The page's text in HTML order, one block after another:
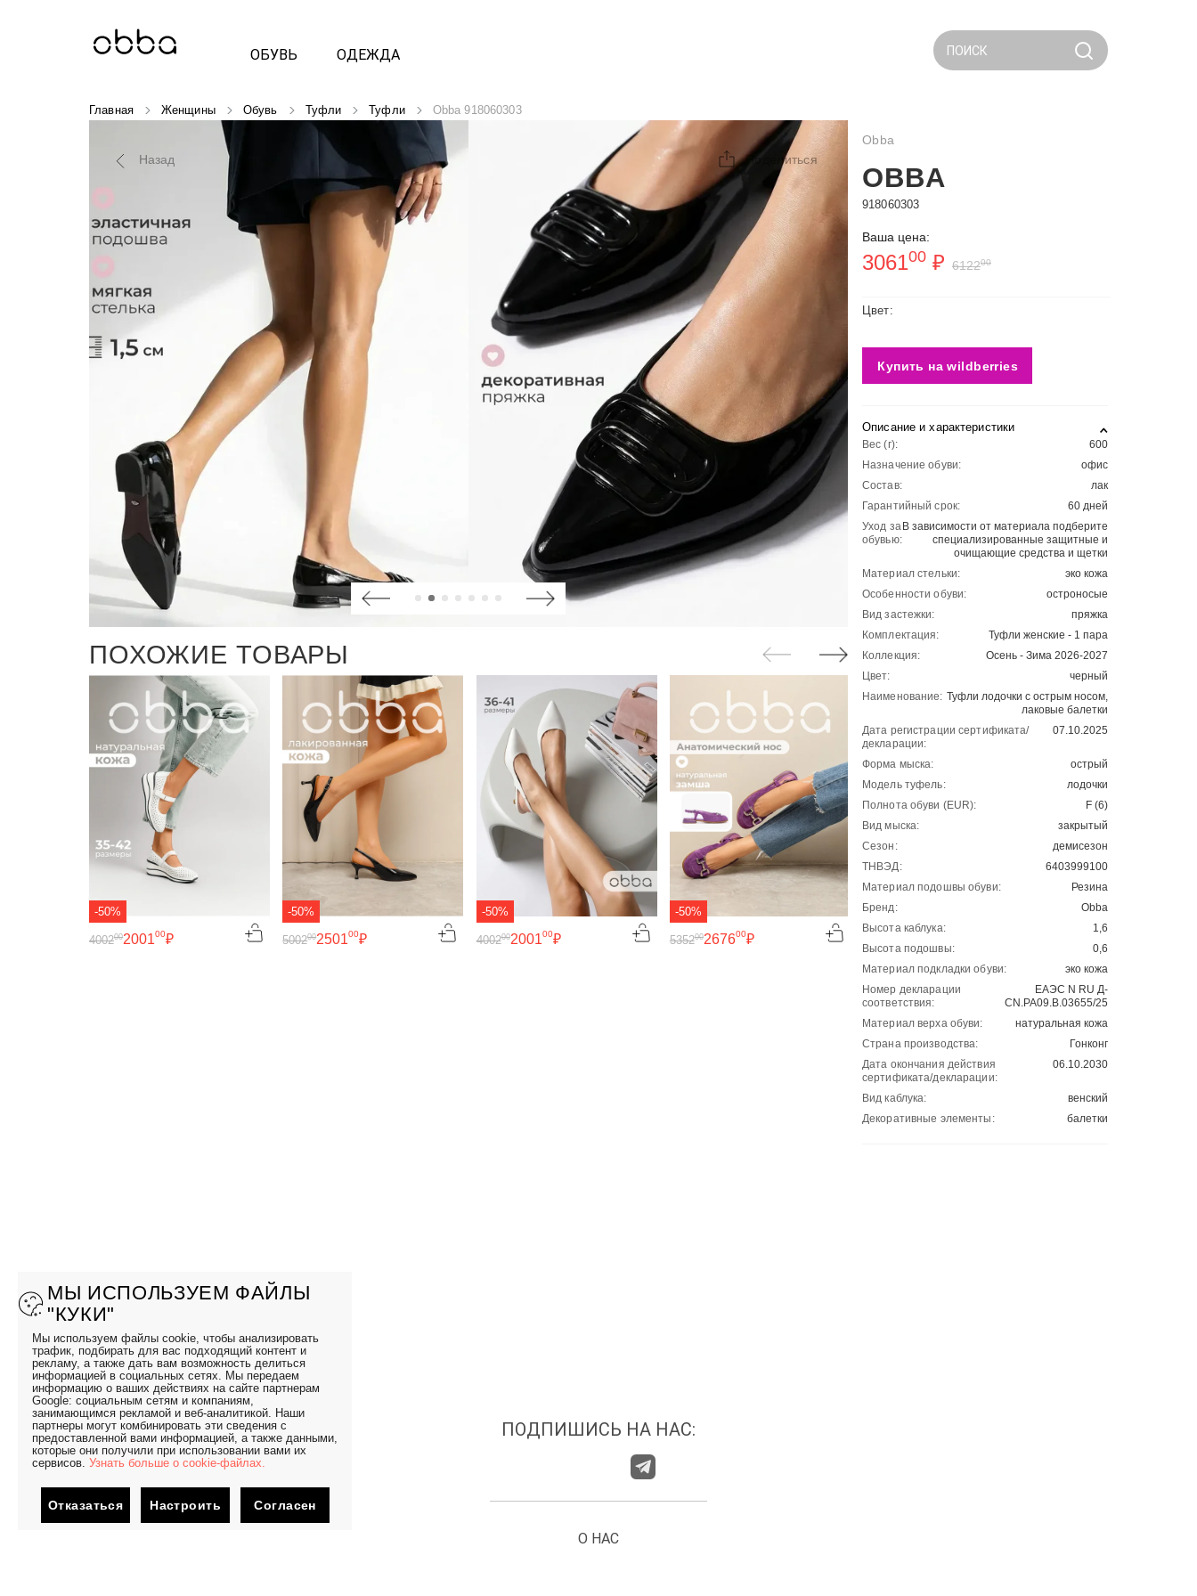
ОБУВЬ ОДЕЖДА ПОИСК
Главная Женщины Обувь Туфли Туфли Obba 918060303
Назад Поделиться
ПОХОЖИЕ ТОВАРЫ
-50%
200100₽
400200
-50%
250100₽
500200
-50%
200100₽
400200
-50%
267600₽
535200
-50%
00
-50%
Obba
OBBA
918060303
Ваша цена:
306100 ₽ 612200
Цвет:
Купить на wildberries
Описание и характеристики
Вес (г):
600
Назначение обуви:
офис
Состав:
лак
Гарантийный срок:
60 дней
Уход за
обувью:
В зависимости от материала подберите
специализированные защитные и
очищающие средства и щетки
Материал стельки:
эко кожа
Особенности обуви:
остроносые
Вид застежки:
пряжка
Комплектация:
Туфли женские - 1 пара
Коллекция:
Осень - Зима 2026-2027
Цвет:
черный
Наименование: Туфли лодочки с острым носом,
лаковые балетки
Дата регистрации сертификата/
декларации:
07.10.2025
Форма мыска:
острый
Модель туфель:
лодочки
Полнота обуви (EUR):
F (6)
Вид мыска:
закрытый
Сезон:
демисезон
ТНВЭД:
6403999100
Материал подошвы обуви:
Резина
Бренд:
Obba
Высота каблука:
1,6
Высота подошвы:
0,6
Материал подкладки обуви:
эко кожа
Номер декларации
соответствия:
ЕАЭС N RU Д-
CN.РА09.В.03655/25
Материал верха обуви:
натуральная кожа
Страна производства:
Гонконг
Дата окончания действия
сертификата/декларации:
06.10.2030
Вид каблука:
венский
Декоративные элементы:
балетки
ПОДПИШИСЬ НА НАС:
О НАС
МЫ ИСПОЛЬЗУЕМ ФАЙЛЫ
"КУКИ"
Мы используем файлы cookie, чтобы анализировать
трафик, подбирать для вас подходящий контент и
рекламу, а также дать вам возможность делиться
информацией в социальных сетях. Мы передаем
информацию о ваших действиях на сайте партнерам
Google: социальным сетям и компаниям,
занимающимся рекламой и веб-аналитикой. Наши
партнеры могут комбинировать эти сведения с
предоставленной вами информацией, а также данными,
которые они получили при использовании вами их
сервисов. Узнать больше о cookie-файлах.
Отказаться Настроить Согласен